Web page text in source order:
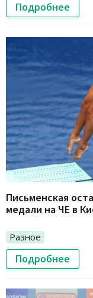
Подробнее
Письменская
медали на ЧЕ в
Разное
Подробнее